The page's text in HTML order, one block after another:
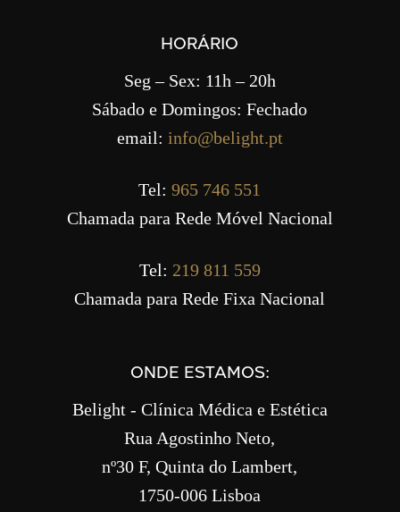
HORÁRIO
Seg – Sex: 11h – 20h
Sábado e Domingos: Fechado
email: info@belight.pt
Tel:965 746 551
Chamada para Rede Móvel Nacional
Tel: 219 811 559
Chamada para Rede Fixa Nacional
ONDE ESTAMOS:
Belight - Clínica Médica e Estética
Rua Agostinho Neto,
nº30 F, Quinta do Lambert,
1750-006 Lisboa